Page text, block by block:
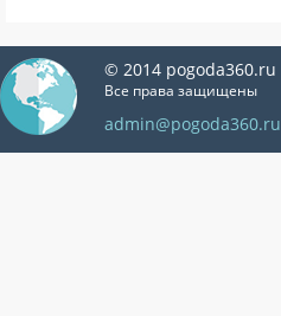
© 2014 pogoda360.ru
Все права защищены
admin@pogoda360.ru